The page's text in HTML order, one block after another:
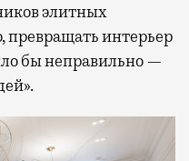
элитных
превращать интерьер
бы неправильно —